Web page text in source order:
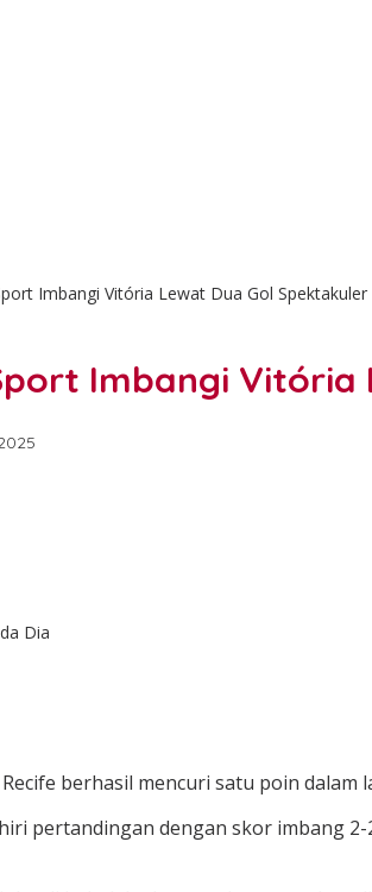
Imbangi Vitória Lewat Dua Gol Spektakuler
Imbangi Vitória
Dia
berhasil mencuri satu poin dalam
pertandingan dengan skor imbang